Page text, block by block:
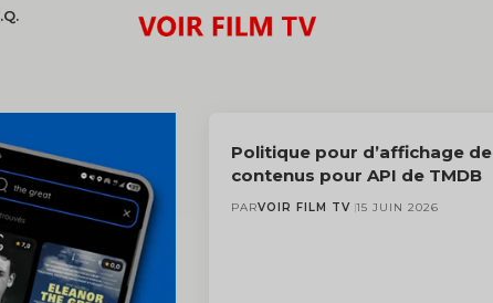
Politique pour d’affichage de
contenus pour API de TMDB
PARVOIR FILM TV 15 JUIN 2026